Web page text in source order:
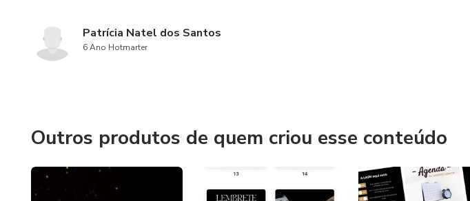
Patrícia Natel dos Santos
6 Ano Hotmarter
Outros produtos de quem criou esse conteúdo